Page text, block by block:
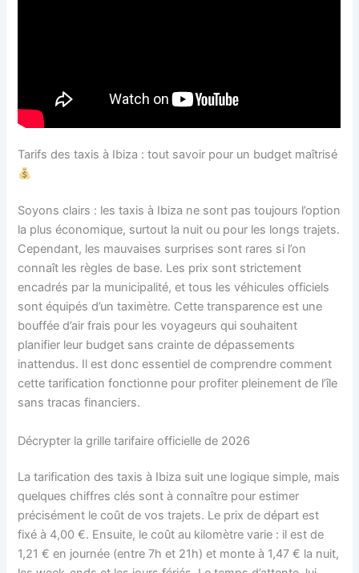
Tarifs des taxis à Ibiza : tout savoir pour un budget maîtrisé
Soyons clairs : les taxis à Ibiza ne sont pas toujours l’option
la plus économique, surtout la nuit ou pour les longs trajets.
Cependant, les mauvaises surprises sont rares si l’on
connaît les règles de base. Les prix sont strictement
encadrés par la municipalité, et tous les véhicules officiels
sont équipés d’un taximètre. Cette transparence est une
bouffée d’air frais pour les voyageurs qui souhaitent
planifier leur budget sans crainte de dépassements
inattendus. Il est donc essentiel de comprendre comment
cette tarification fonctionne pour profiter pleinement de l’île
sans tracas financiers.
Décrypter la grille tarifaire officielle de 2026
La tarification des taxis à Ibiza suit une logique simple, mais
quelques chiffres clés sont à connaître pour estimer
précisément le coût de vos trajets. Le prix de départ est
fixé à 4,00 €. Ensuite, le coût au kilomètre varie : il est de
1,21 € en journée (entre 7h et 21h) et monte à 1,47 € la nuit,